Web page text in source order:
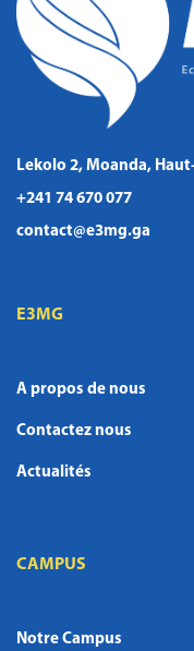
Lekolo 2, Moanda,
+241 74 670 077
contact@e3mg.ga
E3MG
A propos de nous
Contactez nous
Actualités
CAMPUS
Notre Campus